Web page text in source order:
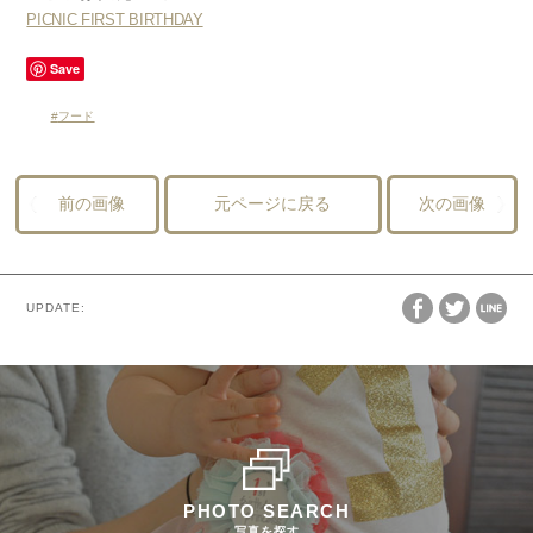
PICNIC FIRST BIRTHDAY
Save
フード
前の画像 元ページに戻る 次の画像
UPDATE:
PHOTO SEARCH